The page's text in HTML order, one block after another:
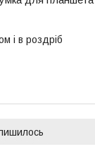
і в роздріб